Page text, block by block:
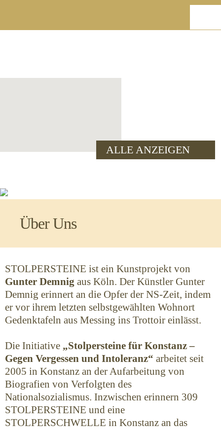
ALLE ANZEIGEN
Über Uns
STOLPERSTEINE ist ein Kunstprojekt von
Gunter Demnig aus Köln. Der Künstler Gunter
Demnig erinnert an die Opfer der NS-Zeit, indem
er vor ihrem letzten selbstgewählten Wohnort
Gedenktafeln aus Messing ins Trottoir einlässt.
Die Initiative „Stolpersteine für Konstanz –
Gegen Vergessen und Intoleranz“ arbeitet seit
2005 in Konstanz an der Aufarbeitung von
Biografien von Verfolgten des
Nationalsozialismus. Inzwischen erinnern 309
STOLPERSTEINE und eine
STOLPERSCHWELLE in Konstanz an das